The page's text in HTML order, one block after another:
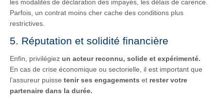
les modalités de déclaration des impayés, les délais de carence.
Parfois, un contrat moins cher cache des conditions plus
restrictives.
5. Réputation et solidité financière
Enfin, privilégiez un acteur reconnu, solide et expérimenté.
En cas de crise économique ou sectorielle, il est important que
l’assureur puisse tenir ses engagements et rester votre
partenaire dans la durée.